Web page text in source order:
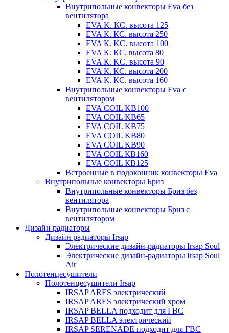
Внутрипольные конвекторы Eva без
вентилятора
EVA K. КС. высота 125
EVA К. КС. высота 250
EVA К. KС. высота 100
EVA К. КС. высота 80
EVA К. KC. высота 90
EVA К. КС. высота 200
EVA К. КС. высота 160
Внутрипольные конвекторы Eva с
вентилятором
EVA COIL KB100
EVA COIL KB65
EVA COIL KB75
EVA COIL KB80
EVA COIL KB90
EVA COIL КВ160
EVA COIL КВ125
Встроенные в подоконник конвекторы Eva
Внутрипольные конвекторы Бриз
Внутрипольные конвекторы Бриз без
вентилятора
Внутрипольные конвекторы Бриз с
вентилятором
Дизайн радиаторы
Дизайн радиаторы Irsap
Электрические дизайн-радиаторы Irsap Soul
Электрические дизайн-радиаторы Irsap Soul
Air
Полотенцесушители
Полотенцесушители Irsap
IRSAP ARES электрический
IRSAP ARES электрический хром
IRSAP BELLA подходит для ГВС
IRSAP BELLA электрический
IRSAP SERENADE подходит для ГВС